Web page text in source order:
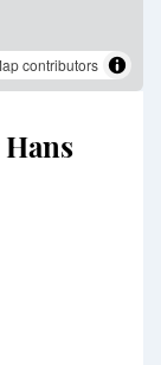
contributors